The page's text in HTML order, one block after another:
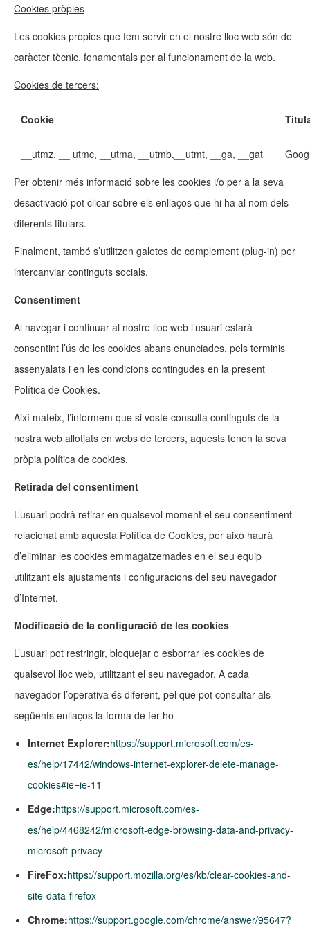
Cookies pròpies
Les cookies pròpies que fem servir en el nostre lloc web són de
caràcter tècnic, fonamentals per al funcionament de la web.
Cookies de tercers:
Cookie
__utmz, __ utmc, __utma, __utmb,__utmt, __ga, __gat
Per obtenir més informació sobre les cookies i/o per a la seva
desactivació pot clicar sobre els enllaços que hi ha al nom dels
diferents titulars.
Finalment, també s’utilitzen galetes de complement (plug-in) per
intercanviar continguts socials.
Consentiment
Al navegar i continuar al nostre lloc web l’usuari estarà
consentint l’ús de les cookies abans enunciades, pels terminis
assenyalats i en les condicions contingudes en la present
Política de Cookies.
Així mateix, l’informem que si vostè consulta continguts de la
nostra web allotjats en webs de tercers, aquests tenen la seva
pròpia política de cookies.
Retirada del consentiment
L’usuari podrà retirar en qualsevol moment el seu consentiment
relacionat amb aquesta Política de Cookies, per això haurà
d’eliminar les cookies emmagatzemades en el seu equip
utilitzant els ajustaments i configuracions del seu navegador
d’Internet.
Modificació de la configuració de les cookies
L’usuari pot restringir, bloquejar o esborrar les cookies de
qualsevol lloc web, utilitzant el seu navegador. A cada
navegador l’operativa és diferent, pel que pot consultar als
següents enllaços la forma de fer-ho
Internet Explorer:https://support.microsoft.com/es-
es/help/17442/windows-internet-explorer-delete-manage-
cookies#ie=ie-11
Edge:https://support.microsoft.com/es-
es/help/4468242/microsoft-edge-browsing-data-and-privacy-
microsoft-privacy
FireFox:https://support.mozilla.org/es/kb/clear-cookies-and-
site-data-firefox
Chrome:https://support.google.com/chrome/answer/95647?